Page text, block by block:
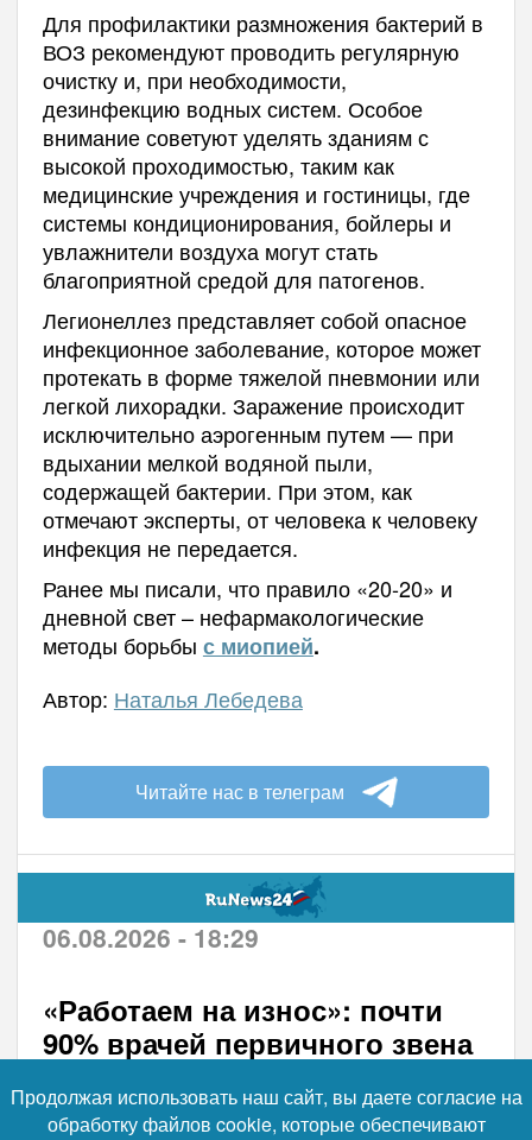
Для профилактики размножения бактерий в
ВОЗ рекомендуют проводить регулярную
очистку и, при необходимости,
дезинфекцию водных систем. Особое
внимание советуют уделять зданиям с
высокой проходимостью, таким как
медицинские учреждения и гостиницы, где
системы кондиционирования, бойлеры и
увлажнители воздуха могут стать
благоприятной средой для патогенов.
Легионеллез представляет собой опасное
инфекционное заболевание, которое может
протекать в форме тяжелой пневмонии или
легкой лихорадки. Заражение происходит
исключительно аэрогенным путем — при
вдыхании мелкой водяной пыли,
содержащей бактерии. При этом, как
отмечают эксперты, от человека к человеку
инфекция не передается.
Ранее мы писали, что правило «20-20» и
дневной свет – нефармакологические
методы борьбы с миопией.
Автор: Наталья Лебедева
Читайте нас в телеграм
06.08.2026 - 18:29
«Работаем на износ»: почти
90% врачей первичного звена
62% спасаются только так
Продолжая использовать наш сайт, вы даете согласие на
обработку файлов cookie, которые обеспечивают